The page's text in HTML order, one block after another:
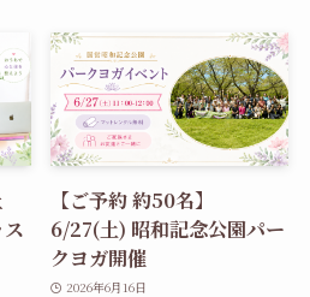
【ご予約 約50名】
6/27(土) 昭和記念公園パー
クヨガ開催
2026年6月16日